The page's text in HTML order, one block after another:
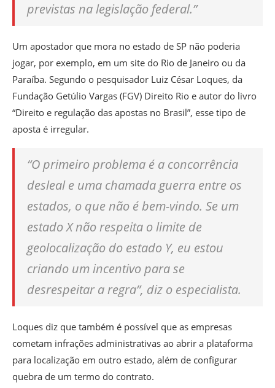
previstas na legislação federal.”
Um apostador que mora no estado de SP não poderia
jogar, por exemplo, em um site do Rio de Janeiro ou da
Paraíba. Segundo o pesquisador Luiz César Loques, da
Fundação Getúlio Vargas (FGV) Direito Rio e autor do livro
“Direito e regulação das apostas no Brasil”, esse tipo de
aposta é irregular.
“O primeiro problema é a concorrência
desleal e uma chamada guerra entre os
estados, o que não é bem-vindo. Se um
estado X não respeita o limite de
geolocalização do estado Y, eu estou
criando um incentivo para se
desrespeitar a regra”, diz o especialista.
Loques diz que também é possível que as empresas
cometam infrações administrativas ao abrir a plataforma
para localização em outro estado, além de configurar
quebra de um termo do contrato.